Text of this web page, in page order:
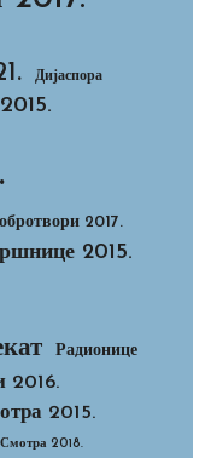
Дијаспора
2017.
2015.
Радионице
2016.
2015.
Смотра 2018.